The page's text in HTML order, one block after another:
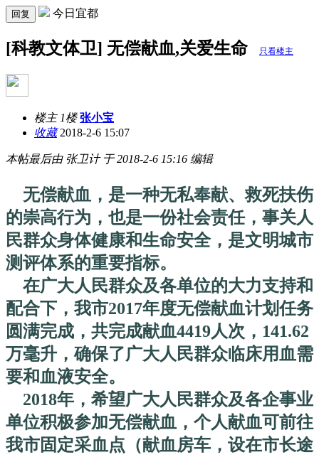
回复 今日宜都
[科教文体卫] 无偿献血,关爱生命 只看楼主
楼主 1楼 张小宝
收藏2018-2-6 15:07
本帖最后由 张卫计 于 2018-2-6 15:16 编辑
无偿献血，是一种无私奉献、救死扶伤
的崇高行为，也是一份社会责任，事关人
民群众身体健康和生命安全，是文明城市
测评体系的重要指标。
在广大人民群众及各单位的大力支持和
配合下，我市2017年度无偿献血计划任务
圆满完成，共完成献血4419人次，141.62
万毫升，确保了广大人民群众临床用血需
要和血液安全。
2018年，希望广大人民群众及各企事业
单位积极参加无偿献血，个人献血可前往
我市固定采血点（献血房车，设在市长途